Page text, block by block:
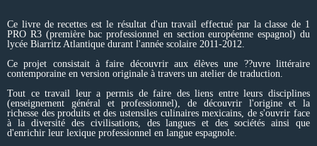
Ce livre de recettes est le résultat d'un travail effectué par la classe de 1
PRO R3 (première bac professionnel en section européenne espagnol) du
lycée Biarritz Atlantique durant l'année scolaire 2011-2012.
Ce projet consistait à faire découvrir aux élèves une ??uvre littéraire
contemporaine en version originale à travers un atelier de traduction.
Tout ce travail leur a permis de faire des liens entre leurs disciplines
(enseignement général et professionnel), de découvrir l'origine et la
richesse des produits et des ustensiles culinaires mexicains, de s'ouvrir face
à la diversité des civilisations, des langues et des sociétés ainsi que
d'enrichir leur lexique professionnel en langue espagnole.